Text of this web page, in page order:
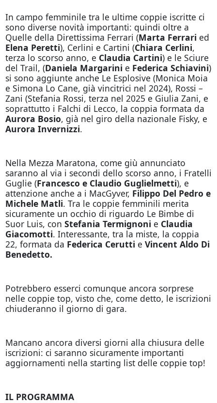
In campo femminile tra le ultime coppie iscritte ci
sono diverse novità importanti: quindi oltre a
Quelle della Direttissima Ferrari (Marta Ferrari ed
Elena Peretti), Cerlini e Cartini (Chiara Cerlini,
terza lo scorso anno, e Claudia Cartini) e le Sciure
del Trail, (Daniela Margarini e Federica Schiavini)
si sono aggiunte anche Le Esplosive (Monica Moia
e Simona Lo Cane, già vincitrici nel 2024), Rossi –
Zani (Stefania Rossi, terza nel 2025 e Giulia Zani, e
soprattutto i Falchi di Lecco, la coppia formata da
Aurora Bosio, già nel giro della nazionale Fisky, e
Aurora Invernizzi.
Nella Mezza Maratona, come giù annunciato
saranno al via i secondi dello scorso anno, i Fratelli
Guglie (Francesco e Claudio Guglielmetti), e
attenzione anche a i MacGyver, Filippo Del Pedro e
Michele Matli. Tra le coppie femminili merita
sicuramente un occhio di riguardo Le Bimbe di
Suor Luis, con Stefania Termignoni e Claudia
Giacomotti. Interessante, tra la miste, la coppia
22, formata da Federica Cerutti e Vincent Aldo Di
Benedetto.
Potrebbero esserci comunque ancora sorprese
nelle coppie top, visto che, come detto, le iscrizioni
chiuderanno il giorno di gara.
Mancano ancora diversi giorni alla chiusura delle
iscrizioni: ci saranno sicuramente importanti
aggiornamenti nella starting list delle coppie top!
IL PROGRAMMA